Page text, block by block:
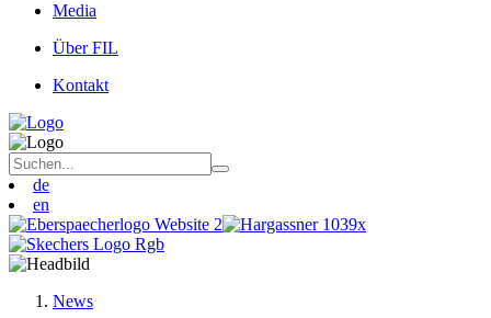
Media
Über FIL
Kontakt
de
en
News